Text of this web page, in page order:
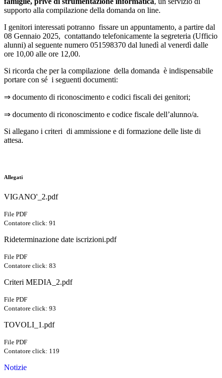
supporto alla compilazione della domanda on line.
I genitori interessati potranno fissare un appuntamento, a partire dal
08 Gennaio 2025, contattando telefonicamente la segreteria (Ufficio
alunni) al seguente numero 051598370 dal lunedì al venerdì dalle
ore 10,00 alle ore 12,00.
Si ricorda che per la compilazione della domanda è indispensabile
portare con sé i seguenti documenti:
⇒ documento di riconoscimento e codici fiscali dei genitori;
⇒ documento di riconoscimento e codice fiscale dell’alunno/a.
Si allegano i criteri di ammissione e di formazione delle liste di
attesa.
Allegati
VIGANO'_2.pdf
File PDF
Contatore click: 91
Rideterminazione date iscrizioni.pdf
File PDF
Contatore click: 83
Criteri MEDIA_2.pdf
File PDF
Contatore click: 93
TOVOLI_1.pdf
File PDF
Contatore click: 119
Notizie